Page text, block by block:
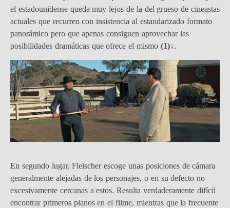
el estadounidense queda muy lejos de la del grueso de cineastas
actuales que recurren con insistencia al estandarizado formato
panorámico pero que apenas consiguen aprovechar las
posibilidades dramáticas que ofrece el mismo (1)↓.
En segundo lugar, Fleischer escoge unas posiciones de cámara
generalmente alejadas de los personajes, o en su defecto no
excesivamente cercanas a estos. Resulta verdaderamente difícil
encontrar primeros planos en el filme, mientras que la frecuente